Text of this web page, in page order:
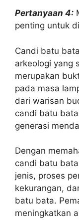
Pertanyaan 4:
penting untuk
Candi batu
arkeologi yang
merupakan
pada masa
dari warisan
candi batu
generasi
Dengan
candi batu
jenis, proses
kekurangan,
batu bata.
meningkatkan